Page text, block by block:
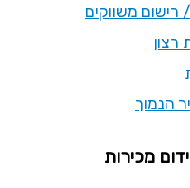
משווקים
הנמוך
מכירות